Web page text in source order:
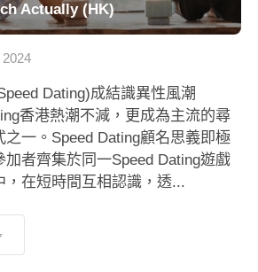
Actually (HK)
Dating)成結識異性風潮
香港熱潮不減，更成為主流的尋
之一。Speed Dating顧名思義即極
加者齊集於同一Speed Dating遊戲
，在短時間互相認識，透...